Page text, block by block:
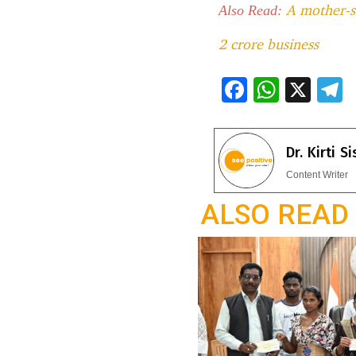
Also Read: A mother-
2 crore business
F
e
b
o
o
k
W
at
s
A
p
p
X T
e
a
m
Dr. Kirti
Content Writer
ALSO READ